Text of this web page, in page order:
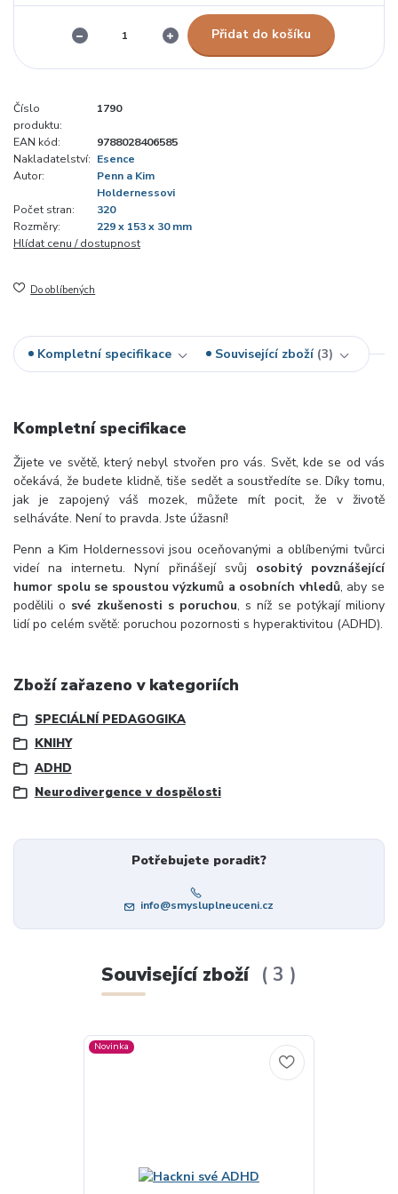
Přidat do košíku
Číslo
produktu:
1790
EAN kód:
9788028406585
Nakladatelství: Esence
Autor:
Penn a Kim
Holdernessovi
Počet stran:
320
Rozměry:
229 x 153 x 30 mm
Hlídat cenu / dostupnost
Do oblíbených
Kompletní specifikace Související zboží 3
Kompletní specifikace
Žijete ve světě, který nebyl stvořen pro vás. Svět, kde se od vás
očekává, že budete klidně, tiše sedět a soustředíte se. Díky tomu,
jak je zapojený váš mozek, můžete mít pocit, že v životě
selháváte. Není to pravda. Jste úžasní!
Penn a Kim Holdernessovi jsou oceňovanými a oblíbenými tvůrci
videí na internetu. Nyní přinášejí svůj osobitý povznášející
humor spolu se spoustou výzkumů a osobních vhledů, aby se
podělili o své zkušenosti s poruchou, s níž se potýkají miliony
lidí po celém světě: poruchou pozornosti s hyperaktivitou (ADHD).
Zboží zařazeno v kategoriích
SPECIÁLNÍ PEDAGOGIKA
KNIHY
ADHD
Neurodivergence v dospělosti
Potřebujete poradit?
info@smysluplneuceni.cz
Související zboží 3
Novinka